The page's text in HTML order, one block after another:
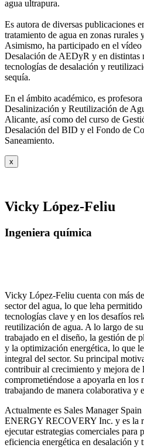
agua ultrapura.
Es autora de diversas publicaciones
tratamiento de agua en zonas rurales
Asimismo, ha participado en el vídeo
Desalación de AEDyR y en distintas
tecnologías de desalación y
sequía.
En el ámbito académico, es
Desalinización y Reutilización de
Alicante, así como del curso de
Desalación del BID y el Fondo de
Saneamiento.
x
Vicky López-Feliu
Ingeniera química
Vicky López-Feliu cuenta con más
sector del agua, lo que leha
tecnologías clave y en los desafíos
reutilización de agua. A lo largo de
trabajado en el diseño, la gestión de
y la optimización energética, lo que
integral del sector. Su principal
contribuir al crecimiento y mejora de
comprometiéndose a apoyarla en los
trabajando de manera colaborativa y
Actualmente es Sales Manager
ENERGY RECOVERY Inc. y es la
ejecutar estrategias comerciales para
eficiencia energética en desalación y